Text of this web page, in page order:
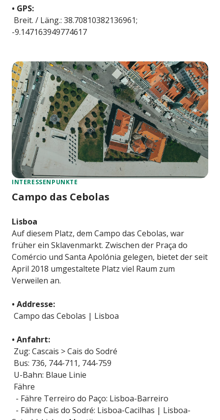
• GPS:
Breit. / Läng.: 38.70810382136961;
-9.147163949774617
INTERESSENPUNKTE
Campo das Cebolas
Lisboa
Auf diesem Platz, dem Campo das Cebolas, war
früher ein Sklavenmarkt. Zwischen der Praça do
Comércio und Santa Apolónia gelegen, bietet der seit
April 2018 umgestaltete Platz viel Raum zum
Verweilen an.
• Addresse:
Campo das Cebolas | Lisboa
• Anfahrt:
Zug: Cascais > Cais do Sodré
Bus: 736, 744-711, 744-759
U-Bahn: Blaue Linie
Fähre
- Fähre Terreiro do Paço: Lisboa-Barreiro
- Fähre Cais do Sodré: Lisboa-Cacilhas | Lisboa-